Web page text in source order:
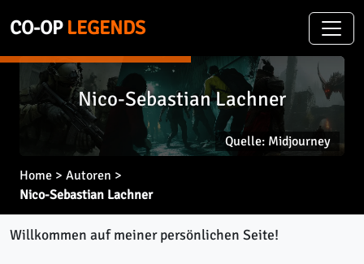
CO-OPLEGENDS
Nico-Sebastian Lachner
Quelle: Midjourney
Home > Autoren >
Nico-Sebastian Lachner
Nico-Sebastian Lachner
Willkommen auf meiner persönlichen Seite!